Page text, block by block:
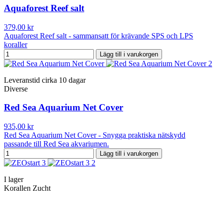
Aquaforest Reef salt
379,00 kr
Aquaforest Reef salt - sammansatt för krävande SPS och LPS
koraller
Lägg till i varukorgen
Leveranstid cirka 10 dagar
Diverse
Red Sea Aquarium Net Cover
935,00 kr
Red Sea Aquarium Net Cover - Snygga praktiska nätskydd
passande till Red Sea akvariumen.
Lägg till i varukorgen
I lager
Korallen Zucht